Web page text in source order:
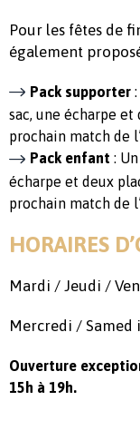
Pour les fêtes de
également
Pack supporter
sac, une écharpe
prochain match de
Pack enfant :
écharpe et deux
prochain match de
HORAIRES
Mardi / Jeudi /
Mercredi / Samed
Ouverture
15h à 19h.